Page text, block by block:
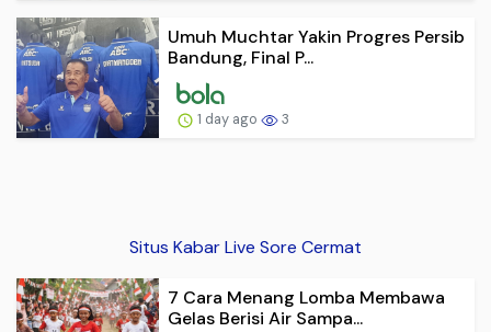
Umuh Muchtar Yakin Progres Persib
Bandung, Final P...
1 day ago 3
Situs Kabar Live Sore Cermat
7 Cara Menang Lomba Membawa
Gelas Berisi Air Sampa...